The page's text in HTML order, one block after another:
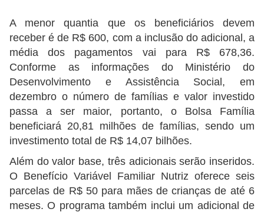
A menor quantia que os beneficiários devem
receber é de R$ 600, com a inclusão do adicional, a
média dos pagamentos vai para R$ 678,36.
Conforme as informações do Ministério do
Desenvolvimento e Assistência Social, em
dezembro o número de famílias e valor investido
passa a ser maior, portanto, o Bolsa Família
beneficiará 20,81 milhões de famílias, sendo um
investimento total de R$ 14,07 bilhões.
Além do valor base, três adicionais serão inseridos.
O Benefício Variável Familiar Nutriz oferece seis
parcelas de R$ 50 para mães de crianças de até 6
meses. O programa também inclui um adicional de